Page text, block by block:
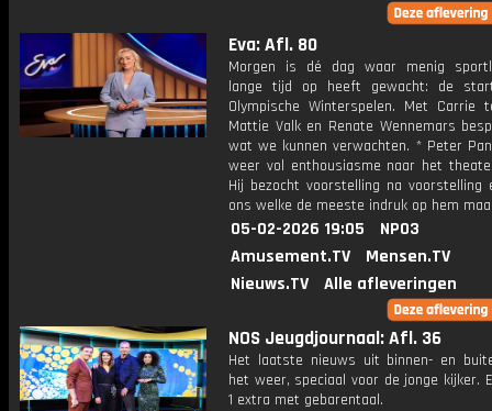
Eva: Afl. 80
Morgen is dé dag waar menig
lange tijd op heeft gewacht: de
Olympische Winterspelen. Met Carrie
Mattie Valk en Renate Wennemars
wat we kunnen verwachten. * Peter
weer vol enthousiasme naar het
Hij bezocht voorstelling na voorstelling
ons welke de meeste indruk op hem
05-02-2026 19:05
NPO3
Amusement.TV
Mensen.TV
Nieuws.TV
Alle afleveringen
NOS Jeugdjournaal: Afl. 36
Het laatste nieuws uit binnen- en
het weer, speciaal voor de jonge kijker.
1 extra met gebarentaal.